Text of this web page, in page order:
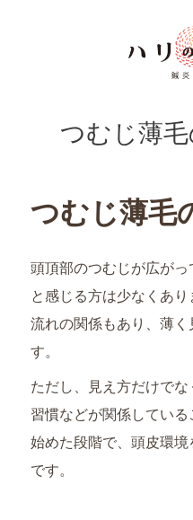
つむじ薄
つむじ薄毛
頭頂部のつむじが広が
と感じる方は少なくあ
流れの関係もあり、薄く
す。
ただし、見え方だけで
習慣などが関係してい
始めた段階で、頭皮環
です。